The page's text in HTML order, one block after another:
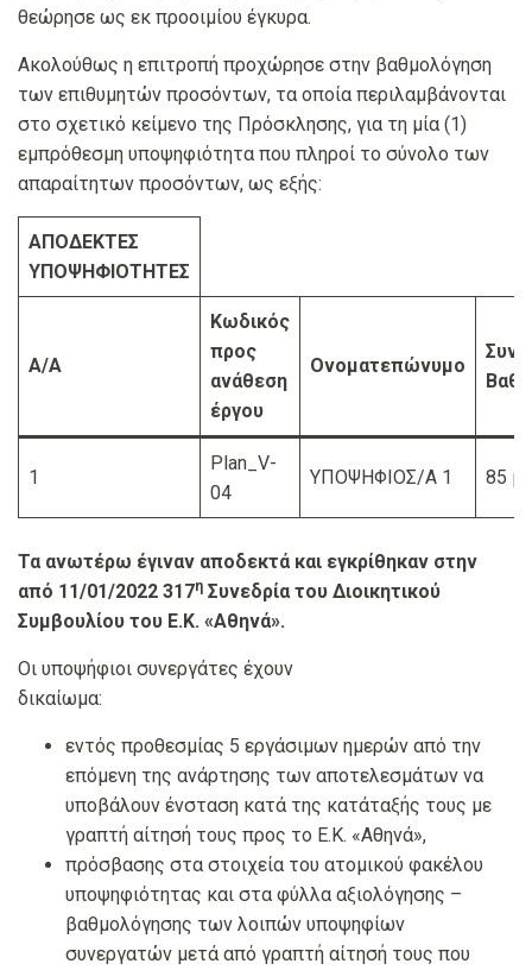
θεώρησε ως εκ προοιμίου έγκυρα.
Ακολούθως η επιτροπή προχώρησε στην βαθμολόγηση
των επιθυμητών προσόντων, τα οποία περιλαμβάνονται
στο σχετικό κείμενο της Πρόσκλησης, για τη μία (1)
εμπρόθεσμη υποψηφιότητα που πληροί το σύνολο των
απαραίτητων προσόντων, ως εξής:
ΑΠΟΔΕΚΤΕΣ
ΥΠΟΨΗΦΙΟΤΗΤΕΣ
Α/Α
Κωδικός
προς
ανάθεση
έργου
Ονοματεπώνυμο
1
Plan_V-
04
ΥΠΟΨΗΦΙΟΣ/Α 1 85
Τα ανωτέρω έγιναν αποδεκτά και εγκρίθηκαν στην
από 11/01/2022 317η Συνεδρία του Διοικητικού
Συμβουλίου του Ε.Κ. «Αθηνά».
Οι υποψήφιοι συνεργάτες έχουν
δικαίωμα:
εντός προθεσμίας 5 εργάσιμων ημερών από την
επόμενη της ανάρτησης των αποτελεσμάτων να
υποβάλουν ένσταση κατά της κατάταξής τους με
γραπτή αίτησή τους προς το Ε.Κ. «Αθηνά»,
πρόσβασης στα στοιχεία του ατομικού φακέλου
υποψηφιότητας και στα φύλλα αξιολόγησης –
βαθμολόγησης των λοιπών υποψηφίων
συνεργατών μετά από γραπτή αίτησή τους που